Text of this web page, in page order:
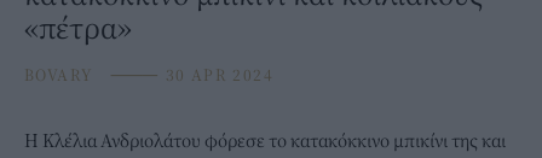
«πέτρα»
BOVARY ⸻ 30 APR 2024
Η Κλέλια Ανδριολάτου φόρεσε το κατακόκκινο μπικίνι της και